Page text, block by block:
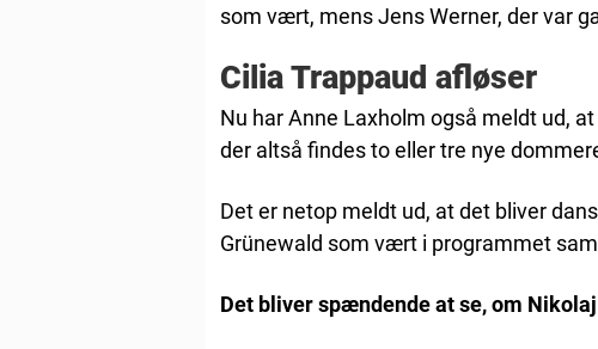
som vært, mens Jens Werner, der var
Cilia Trappaud afløser
Nu har Anne Laxholm også meldt ud,
der altså findes to eller tre nye
Det er netop meldt ud, at det bliver
Grünewald som vært i programmet
Det bliver spændende at se, om